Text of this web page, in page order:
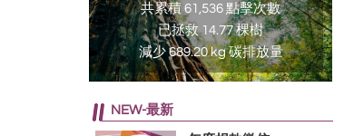
共累積 61,536 點擊次數
已拯救 14.77 棵樹
減少 689.20 kg 碳排放量
NEW-最新